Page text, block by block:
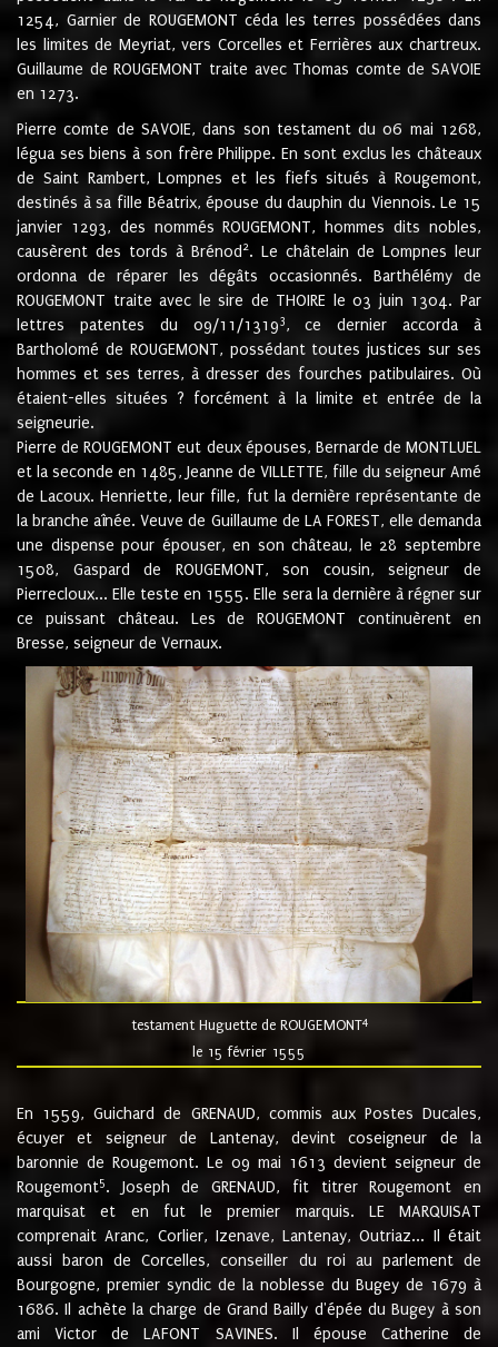
1254, Garnier de ROUGEMONT céda les terres possédées dans
les limites de Meyriat, vers Corcelles et Ferrières aux chartreux.
Guillaume de ROUGEMONT traite avec Thomas comte de SAVOIE
en 1273.
Pierre comte de SAVOIE, dans son testament du 06 mai 1268,
légua ses biens à son frère Philippe. En sont exclus les châteaux
de Saint Rambert, Lompnes et les fiefs situés à Rougemont,
destinés à sa fille Béatrix, épouse du dauphin du Viennois. Le 15
janvier 1293, des nommés ROUGEMONT, hommes dits nobles,
causèrent des tords à Brénod 2. Le châtelain de Lompnes leur
ordonna de réparer les dégâts occasionnés. Barthélémy de
ROUGEMONT traite avec le sire de THOIRE le 03 juin 1304. Par
lettres patentes du 09/11/13193, ce dernier accorda à
Bartholomé de ROUGEMONT, possédant toutes justices sur ses
hommes et ses terres, à dresser des fourches patibulaires. Où
étaient-elles situées ? forcément à la limite et entrée de la
seigneurie.
Pierre de ROUGEMONT eut deux épouses, Bernarde de MONTLUEL
et la seconde en 1485, Jeanne de VILLETTE, fille du seigneur Amé
de Lacoux. Henriette, leur fille, fut la dernière représentante de
la branche aînée. Veuve de Guillaume de LA FOREST, elle demanda
une dispense pour épouser, en son château, le 28 septembre
1508, Gaspard de ROUGEMONT, son cousin, seigneur de
Pierrecloux... Elle teste en 1555. Elle sera la dernière à régner sur
ce puissant château. Les de ROUGEMONT continuèrent en
Bresse, seigneur de Vernaux.
testament Huguette de ROUGEMONT4
le 15 février 1555
En 1559, Guichard de GRENAUD, commis aux Postes Ducales,
écuyer et seigneur de Lantenay, devint coseigneur de la
baronnie de Rougemont. Le 09 mai 1613 devient seigneur de
Rougemont5. Joseph de GRENAUD, fit titrer Rougemont en
marquisat et en fut le premier marquis. LE MARQUISAT
comprenait Aranc, Corlier, Izenave, Lantenay, Outriaz... Il était
aussi baron de Corcelles, conseiller du roi au parlement de
Bourgogne, premier syndic de la noblesse du Bugey de 1679 à
1686. Il achète la charge de Grand Bailly d'épée du Bugey à son
ami Victor de LAFONT SAVINES. Il épouse Catherine de